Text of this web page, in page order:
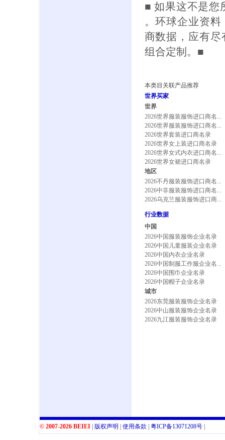
■ 如果这不是您
。环球企业资
商数据，应有
组合定制。■
本类目关联产品推荐
世界买家
世界
2026世界服装服饰进口商名...
2026世界服装服饰进口商名...
2026世界套装进口商名录
2026世界女上装进口商名录
2026世界女式内衣进口商名...
2026世界女裙进口商名录
地区
2026不丹服装服饰进口商名...
2026中非服装服饰进口商名...
2026乌克兰服装服饰进口商...
行业数据
中国
2026中国服装服饰企业名录
2026中国儿童服装企业名录
2026中国内衣企业名录
2026中国制服工作服企业名...
2026中国围巾企业名录
2026中国帽子企业名录
城市
2026东莞服装服饰企业名录
2026中山服装服饰企业名录
2026九江服装服饰企业名录
© 2007-2026 BEIEI| 版权声明 使用条款 粤ICP备13071208号|